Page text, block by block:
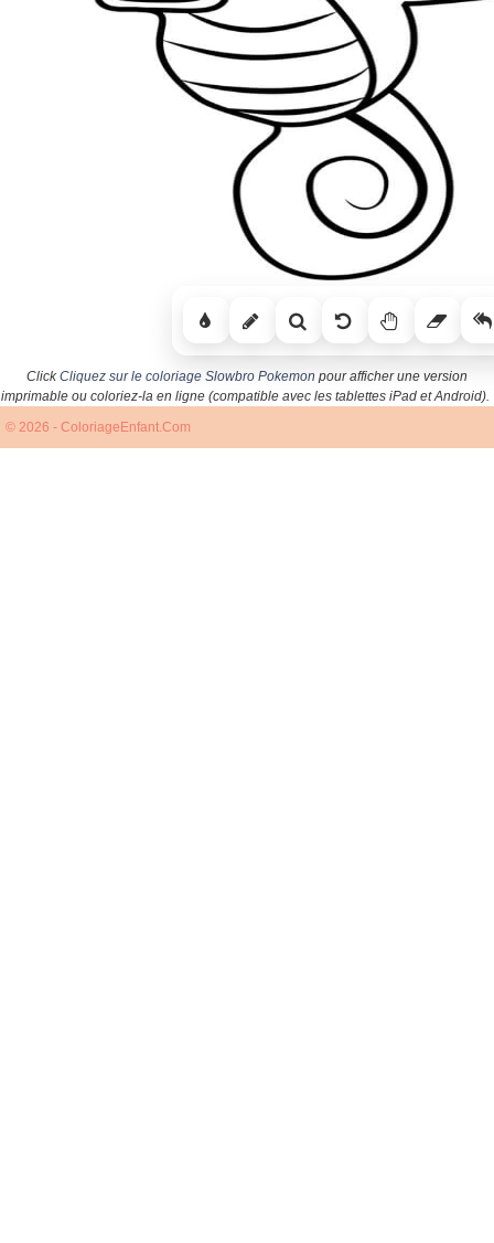
ClickCliquez sur le coloriage Slowbro Pokemon pour afficher une version
imprimable ou coloriez-la en ligne (compatible avec les tablettes iPad et Android).
© 2026 - ColoriageEnfant.Com